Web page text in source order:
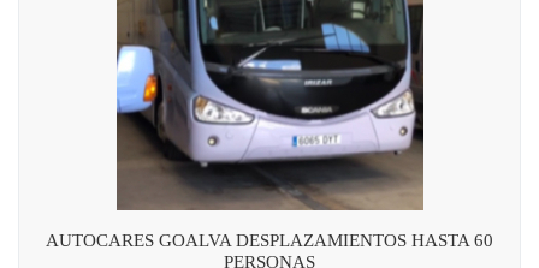
AUTOCARES GOALVA DESPLAZAMIENTOS HASTA 60
PERSONAS